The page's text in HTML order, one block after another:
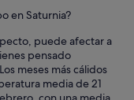
en Saturnia?
puede afectar a
pensado
meses más cálidos
media de 21